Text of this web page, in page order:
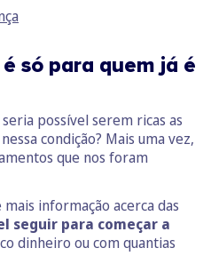
só para quem já é
possível serem ricas as
condição? Mais uma vez,
que nos foram
informação acerca das
seguir para começar a
dinheiro ou com quantias